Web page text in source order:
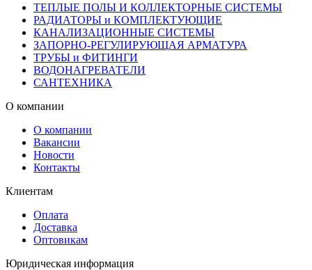
ТЕПЛЫЕ ПОЛЫ И КОЛЛЕКТОРНЫЕ СИСТЕМЫ
РАДИАТОРЫ и КОМПЛЕКТУЮЩИЕ
КАНАЛИЗАЦИОННЫЕ СИСТЕМЫ
ЗАПОРНО-РЕГУЛИРУЮЩАЯ АРМАТУРА
ТРУБЫ и ФИТИНГИ
ВОДОНАГРЕВАТЕЛИ
САНТЕХНИКА
О компании
О компании
Вакансии
Новости
Контакты
Клиентам
Оплата
Доставка
Оптовикам
Юридическая информация